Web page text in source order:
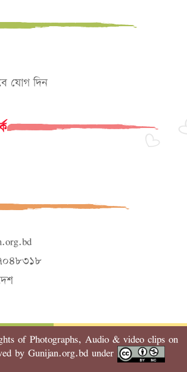
যোগ দিন
of Photographs, Audio & video clips on
by Gunijan.org.bd under